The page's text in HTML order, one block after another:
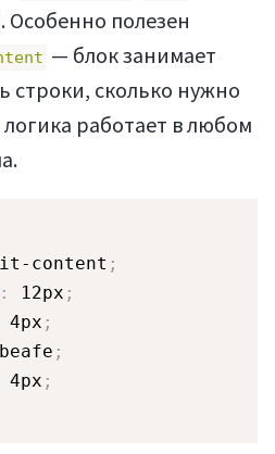
. Особенно полезен
— блок занимает
строки, сколько нужно
работает в любом
content ;
: 12px ;
4px ;
;
4px ;